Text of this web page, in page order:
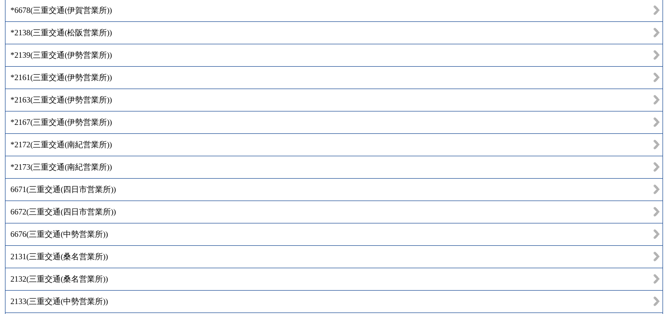
*6678(三重交通(伊賀営業所))
*2138(三重交通(松阪営業所))
*2139(三重交通(伊勢営業所))
*2161(三重交通(伊勢営業所))
*2163(三重交通(伊勢営業所))
*2167(三重交通(伊勢営業所))
*2172(三重交通(南紀営業所))
*2173(三重交通(南紀営業所))
6671(三重交通(四日市営業所))
6672(三重交通(四日市営業所))
6676(三重交通(中勢営業所))
2131(三重交通(桑名営業所))
2132(三重交通(桑名営業所))
2133(三重交通(中勢営業所))